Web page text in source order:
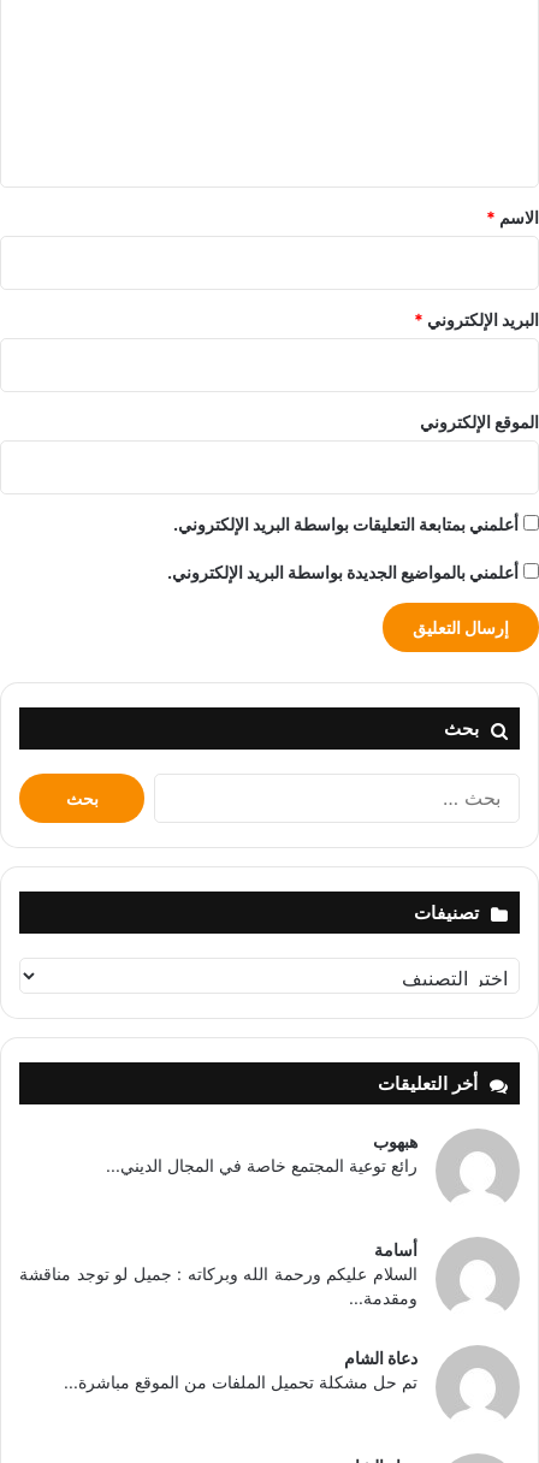
*
الاسم *
البريد الإلكتروني *
الموقع الإلكتروني
أعلمني بمتابعة التعليقات بواسطة البريد الإلكتروني.
أعلمني بالمواضيع الجديدة بواسطة البريد الإلكتروني.
بحث
البحث
عن:
تصنيفات
تصنيفات
أخر التعليقات
هبهوب
رائع توعية المجتمع خاصة في المجال الديني...
أسامة
السلام عليكم ورحمة الله وبركاته : جميل لو توجد مناقشة
ومقدمة...
دعاة الشام
تم حل مشكلة تحميل الملفات من الموقع مباشرة...